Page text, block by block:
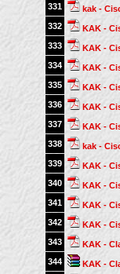
331
kak -
332
KAK -
333
KAK -
334
KAK -
335
KAK -
336
KAK -
337
KAK -
338
kak -
339
KAK -
340
KAK -
341
KAK -
342
KAK -
343
KAK -
344
KAK -